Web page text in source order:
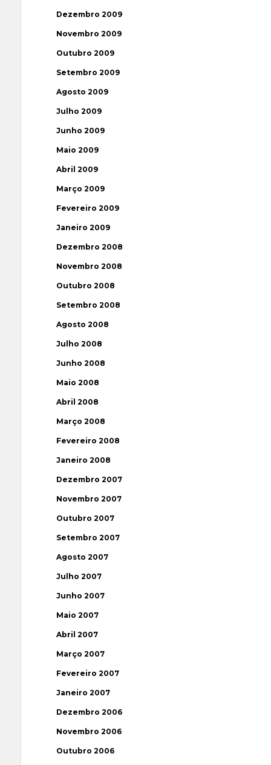
Dezembro 2009
Novembro 2009
Outubro 2009
Setembro 2009
Agosto 2009
Julho 2009
Junho 2009
Maio 2009
Abril 2009
Março 2009
Fevereiro 2009
Janeiro 2009
Dezembro 2008
Novembro 2008
Outubro 2008
Setembro 2008
Agosto 2008
Julho 2008
Junho 2008
Maio 2008
Abril 2008
Março 2008
Fevereiro 2008
Janeiro 2008
Dezembro 2007
Novembro 2007
Outubro 2007
Setembro 2007
Agosto 2007
Julho 2007
Junho 2007
Maio 2007
Abril 2007
Março 2007
Fevereiro 2007
Janeiro 2007
Dezembro 2006
Novembro 2006
Outubro 2006